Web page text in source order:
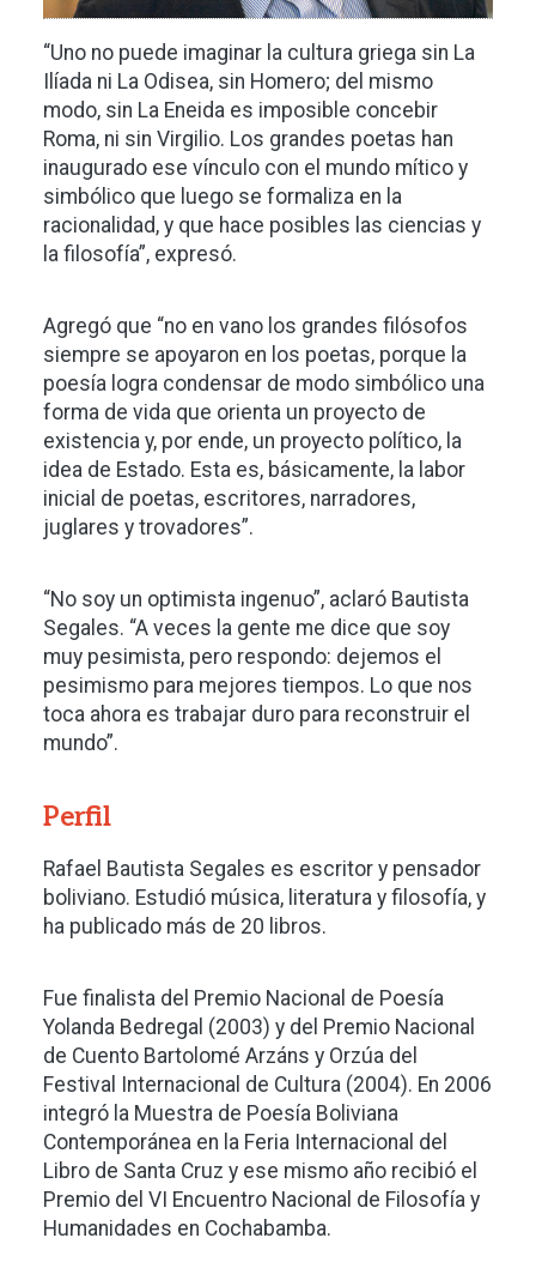
“Uno no puede imaginar la cultura griega sin La
Ilíada ni La Odisea, sin Homero; del mismo
modo, sin La Eneida es imposible concebir
Roma, ni sin Virgilio. Los grandes poetas han
inaugurado ese vínculo con el mundo mítico y
simbólico que luego se formaliza en la
racionalidad, y que hace posibles las ciencias y
la filosofía”, expresó.
Agregó que “no en vano los grandes filósofos
siempre se apoyaron en los poetas, porque la
poesía logra condensar de modo simbólico una
forma de vida que orienta un proyecto de
existencia y, por ende, un proyecto político, la
idea de Estado. Esta es, básicamente, la labor
inicial de poetas, escritores, narradores,
juglares y trovadores”.
“No soy un optimista ingenuo”, aclaró Bautista
Segales. “A veces la gente me dice que soy
muy pesimista, pero respondo: dejemos el
pesimismo para mejores tiempos. Lo que nos
toca ahora es trabajar duro para reconstruir el
mundo”.
Perfil
Rafael Bautista Segales es escritor y pensador
boliviano. Estudió música, literatura y filosofía, y
ha publicado más de 20 libros.
Fue finalista del Premio Nacional de Poesía
Yolanda Bedregal (2003) y del Premio Nacional
de Cuento Bartolomé Arzáns y Orzúa del
Festival Internacional de Cultura (2004). En 2006
integró la Muestra de Poesía Boliviana
Contemporánea en la Feria Internacional del
Libro de Santa Cruz y ese mismo año recibió el
Premio del VI Encuentro Nacional de Filosofía y
Humanidades en Cochabamba.